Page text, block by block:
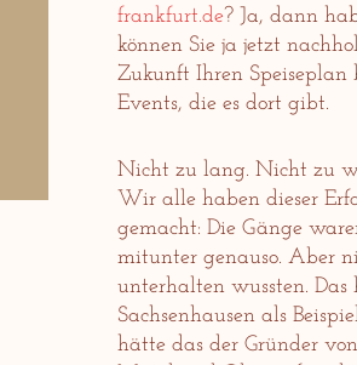
frankfurt.de? Ja, dann
können Sie ja jetzt
Zukunft Ihren Speiseplan
Events, die es dort gibt.
Nicht zu lang. Nicht zu
Wir alle haben dieser
gemacht: Die Gänge
mitunter genauso. Aber
unterhalten wussten.
Sachsenhausen als
hätte das der Gründer